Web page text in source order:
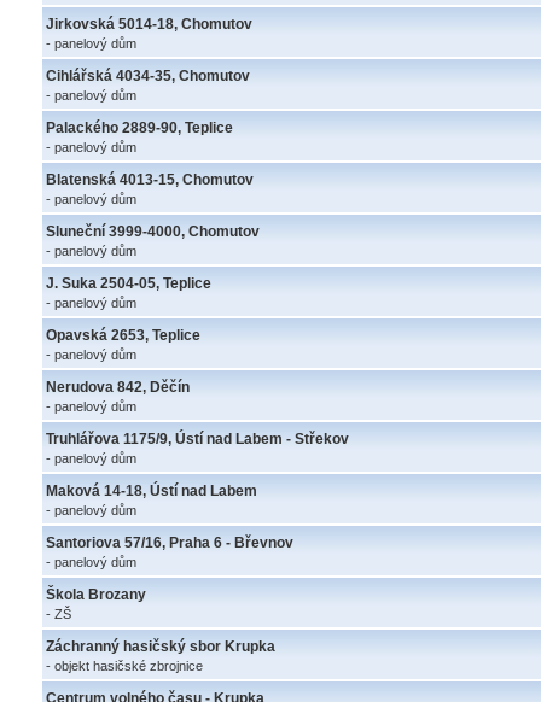
Jirkovská 5014-18, Chomutov
- panelový dům
Cihlářská 4034-35, Chomutov
- panelový dům
Palackého 2889-90, Teplice
- panelový dům
Blatenská 4013-15, Chomutov
- panelový dům
Sluneční 3999-4000, Chomutov
- panelový dům
J. Suka 2504-05, Teplice
- panelový dům
Opavská 2653, Teplice
- panelový dům
Nerudova 842, Děčín
- panelový dům
Truhlářova 1175/9, Ústí nad Labem - Střekov
- panelový dům
Maková 14-18, Ústí nad Labem
- panelový dům
Santoriova 57/16, Praha 6 - Břevnov
- panelový dům
Škola Brozany
- ZŠ
Záchranný hasičský sbor Krupka
- objekt hasičské zbrojnice
Centrum volného času - Krupka